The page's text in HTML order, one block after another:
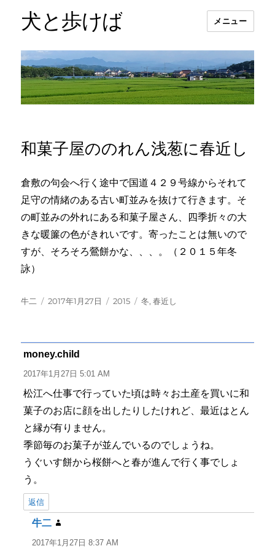
犬と歩けば メニュー
和菓子屋ののれん浅葱に春近し
倉敷の句会へ行く途中で国道４２９号線からそれて
足守の情緒のある古い町並みを抜けて行きます。そ
の町並みの外れにある和菓子屋さん、四季折々の大
きな暖簾の色がきれいです。寄ったことは無いので
すが、そろそろ鶯餅かな、、、。（２０１５年冬
詠）
投
牛二
投
2017年1月27日
カ
2015
タ
冬,春近し
money.child
り:
2017年1月27日 5:01 AM
松江へ仕事で行っていた頃は時々お土産を買いに和
菓子のお店に顔を出したりしたけれど、最近はとん
と縁が有りません。
季節毎のお菓子が並んでいるのでしょうね。
うぐいす餅から桜餅へと春が進んで行く事でしょ
う。
返信
牛二
り:
2017年1月27日 8:37 AM